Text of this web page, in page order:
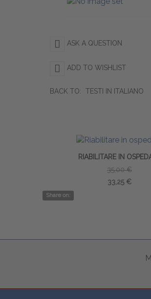
ASK A QUESTION
ADD TO WISHLIST
BACK TO: TESTI IN ITALIANO
RIABILITARE IN
35,00 €
33,25 €
Share on: